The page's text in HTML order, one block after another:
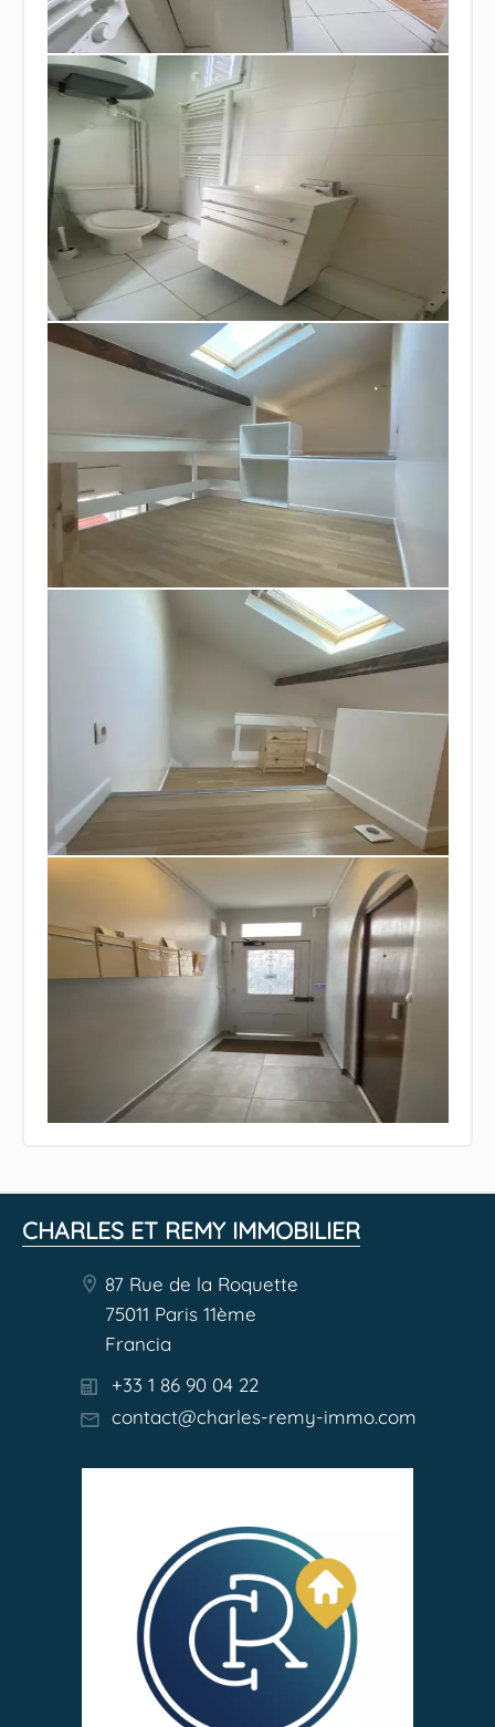
CHARLES ET REMY IMMOBILIER
87 Rue de la Roquette
75011 Paris 11ème
Francia
+33 1 86 90 04 22
contact@charles-remy-immo.com